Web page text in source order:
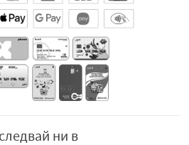
ни в